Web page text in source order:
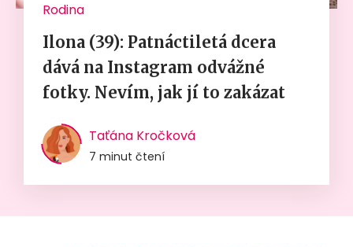
Rodina
Ilona (39): Patnáctiletá dcera
dává na Instagram odvážné
fotky. Nevím, jak jí to zakázat
Taťána Kročková
7 minut čtení